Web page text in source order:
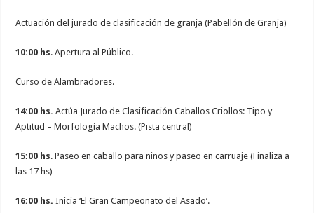
Actuación del jurado de clasificación de granja (Pabellón de Granja)
10:00 hs. Apertura al Público.
Curso de Alambradores.
14:00 hs. Actúa Jurado de Clasificación Caballos Criollos: Tipo y
Aptitud – Morfología Machos. (Pista central)
15:00 hs. Paseo en caballo para niños y paseo en carruaje (Finaliza a
las 17 hs)
16:00 hs.Inicia ‘El Gran Campeonato del Asado’.